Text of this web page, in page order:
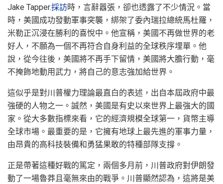
Jake Tapper.採訪時，言辭囂張，卻也透露了不少情況。當
時，美國成功發動軍事突襲，綁架了委內瑞拉總統馬杜羅，
米勒正沉浸在勝利的喜悅中。他宣稱，美國不再做世界的老
好人，不願為一個不再符合自身利益的全球秩序埋單。他
說，從今往後，美國將不再手下留情，美國將大膽行動，毫
不掩飾地動用武力，將自己的意志強加給世界。
這似乎是對川普權力理論最直白的表述，出自本屆政府中最
強硬的人物之一。誠然，美國是有史以來世界上最強大的國
家。從大多數指標來看，它的經濟規模全球第一，貨幣主導
全球市場。最重要的是，它擁有地球上最先進的軍事力量，
由昂貴的高科技裝備和勇猛果敢的特種部隊支撐。
正是帶著這種好戰的篤定，兩個多月前，川普政府對伊朗發
動了一場魯莽且毫無來由的戰爭。川普顯然認為，這將是美